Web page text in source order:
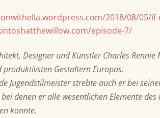
2018/08/05/
episode-7/
Designer und Künstler Charles
Gestaltern Europas.
Jugendstilmeister strebte auch er bei
denen er alle wesentlichen Elemente
konnte.